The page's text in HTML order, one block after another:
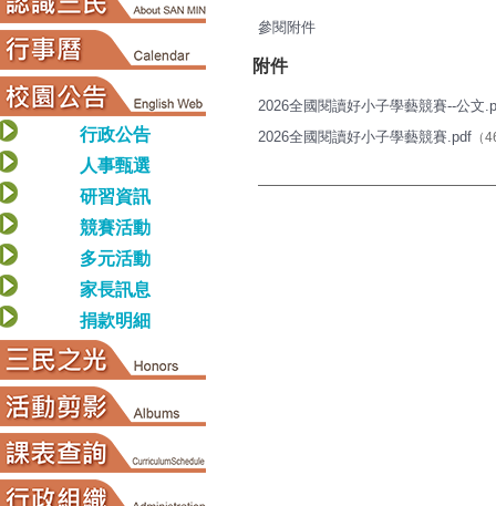
行政公告
人事甄選
研習資訊
競賽活動
多元活動
家長訊息
捐款明細
參閱附件
附件
2026全國閱讀好小子學藝競賽--公文
2026全國閱讀好小子學藝競賽.pdf （